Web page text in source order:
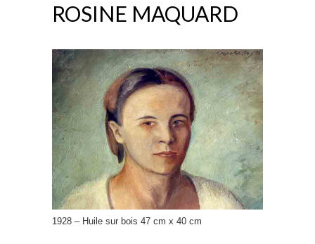
ROSINE MAQUARD
1928 – Huile sur bois 47 cm x 40 cm